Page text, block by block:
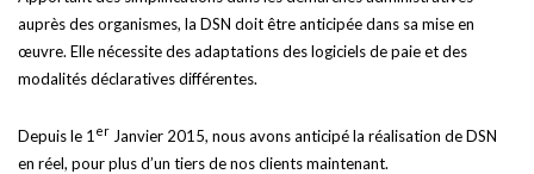
auprès des organismes, la DSN doit être anticipée dans sa mise en
œuvre. Elle nécessite des adaptations des logiciels de paie et des
modalités déclaratives différentes.
Depuis le 1 er Janvier 2015, nous avons anticipé la réalisation de DSN
en réel, pour plus d’un tiers de nos clients maintenant.